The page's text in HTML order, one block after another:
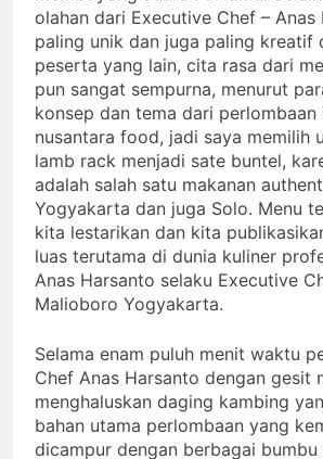
olahan dari Executive Chef – Anas
paling unik dan juga paling kreatif
peserta yang lain, cita rasa dari
pun sangat sempurna, menurut
konsep dan tema dari perlombaan
nusantara food, jadi saya memilih
lamb rack menjadi sate buntel,
adalah salah satu makanan
Yogyakarta dan juga Solo. Menu
kita lestarikan dan kita
luas terutama di dunia kuliner
Anas Harsanto selaku Executive
Malioboro Yogyakarta.
Selama enam puluh menit waktu
Chef Anas Harsanto dengan gesit
menghaluskan daging kambing
bahan utama perlombaan yang
dicampur dengan berbagai